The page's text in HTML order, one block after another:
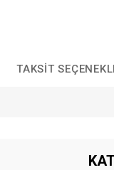
TAKSIT
Bu